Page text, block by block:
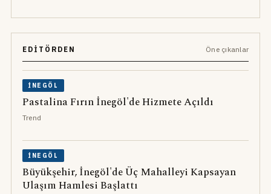
EDITÖRDEN Öne çıkanlar
İNEGÖL
Pastalina Fırın İnegöl'de Hizmete Açıldı
Trend
İNEGÖL
Büyükşehir, İnegöl'de Üç Mahalleyi Kapsayan
Ulaşım Hamlesi Başlattı